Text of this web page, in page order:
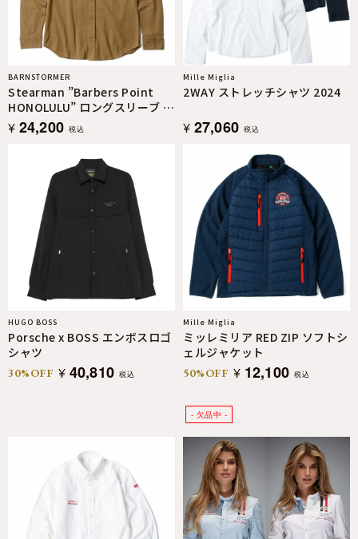
BARNSTORMER
Stearman ”Barbers Point
HONOLULU” ロングスリーブ シ
ャツ
¥ 24,200 税込
Mille Miglia
2WAY ストレッチシャツ 2024
¥ 27,060 税込
HUGO BOSS
Porsche x BOSS エンボスロゴ
シャツ
30%OFF ¥ 40,810 税込
Mille Miglia
ミッレミリア RED ZIP ソフトシ
ェルジャケット
50%OFF ¥ 12,100 税込